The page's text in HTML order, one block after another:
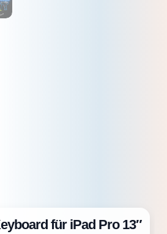
für iPad Pro 13″